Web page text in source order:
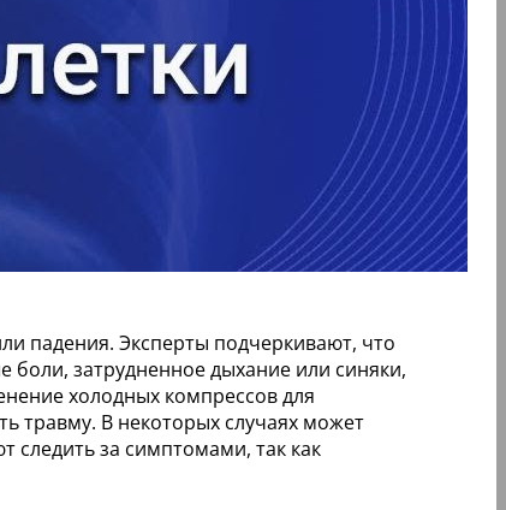
падения. Эксперты подчеркивают, что
боли, затрудненное дыхание или синяки,
холодных компрессов для
травму. В некоторых случаях может
следить за симптомами, так как